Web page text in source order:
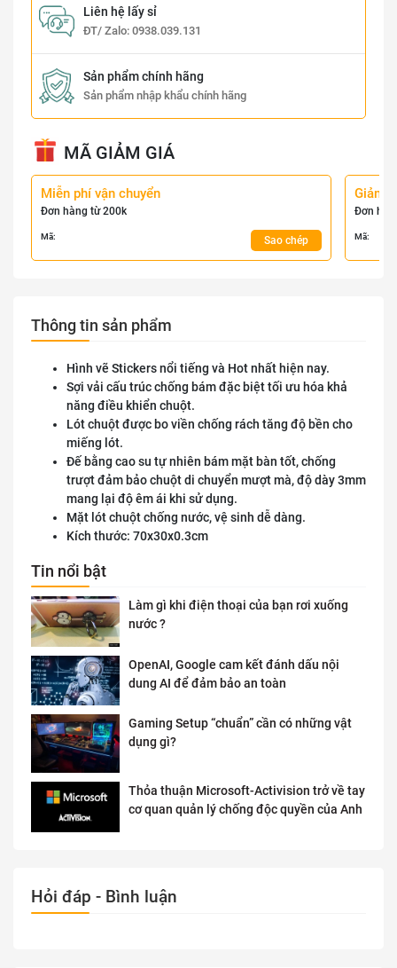
Liên hệ lấy sỉ
ĐT/ Zalo: 0938.039.131
Sản phẩm chính hãng
Sản phẩm nhập khẩu chính hãng
MÃ GIẢM GIÁ
Miễn phí vận chuyển
Đơn hàng từ 200k
Mã: Sao chép
Giảm
Đơn
Mã:
Thông tin sản phẩm
Hình vẽ Stickers nổi tiếng và Hot nhất hiện nay.
Sợi vải cấu trúc chống bám đặc biệt tối ưu hóa khả
năng điều khiển chuột.
Lót chuột được bo viền chống rách tăng độ bền cho
miếng lót.
Đế bằng cao su tự nhiên bám mặt bàn tốt, chống
trượt đảm bảo chuột di chuyển mượt mà, độ dày 3mm
mang lại độ êm ái khi sử dụng.
Mặt lót chuột chống nước, vệ sinh dễ dàng.
Kích thước: 70x30x0.3cm
Tin nổi bật
Làm gì khi điện thoại của bạn rơi xuống
nước ?
OpenAI, Google cam kết đánh dấu nội
dung AI để đảm bảo an toàn
Gaming Setup “chuẩn” cần có những vật
dụng gì?
Thỏa thuận Microsoft-Activision trở về tay
cơ quan quản lý chống độc quyền của Anh
Hỏi đáp - Bình luận